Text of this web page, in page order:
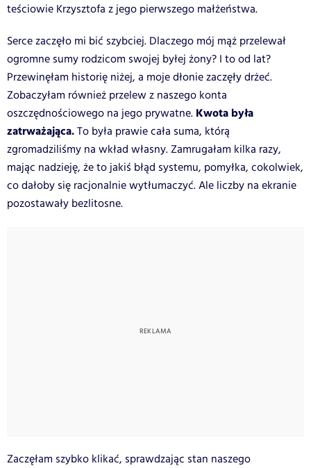
teściowie Krzysztofa z jego pierwszego małżeństwa.
Serce zaczęło mi bić szybciej. Dlaczego mój mąż przelewał
ogromne sumy rodzicom swojej byłej żony? I to od lat?
Przewinęłam historię niżej, a moje dłonie zaczęły drżeć.
Zobaczyłam również przelew z naszego konta
oszczędnościowego na jego prywatne. Kwota była
zatrważająca.To była prawie cała suma, którą
zgromadziliśmy na wkład własny. Zamrugałam kilka razy,
mając nadzieję, że to jakiś błąd systemu, pomyłka, cokolwiek,
co dałoby się racjonalnie wytłumaczyć. Ale liczby na ekranie
pozostawały bezlitosne.
Zaczęłam szybko klikać, sprawdzając stan naszego